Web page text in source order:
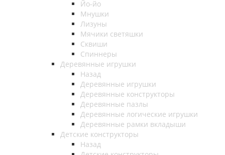
Йо-йо
Мнушки
Лизуны
Мячики светяшки
Сквиши
Спиннеры
Деревянные игрушки
Назад
Деревянные игрушки
Деревянные конструкторы
Деревянные пазлы
Деревянные логические игрушки
Деревянные рамки вкладыши
Детские конструкторы
Назад